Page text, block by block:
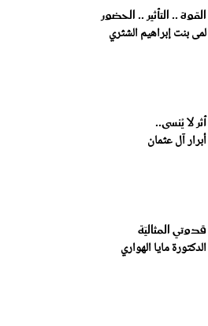
القوة .. التأثير .. الحضور
لمى بنت إبراهيم الشثري
أثر لا يُنسى..
أبرار آل عثمان
قدوتي المثاليّة
الدكتورة مايا الهواري